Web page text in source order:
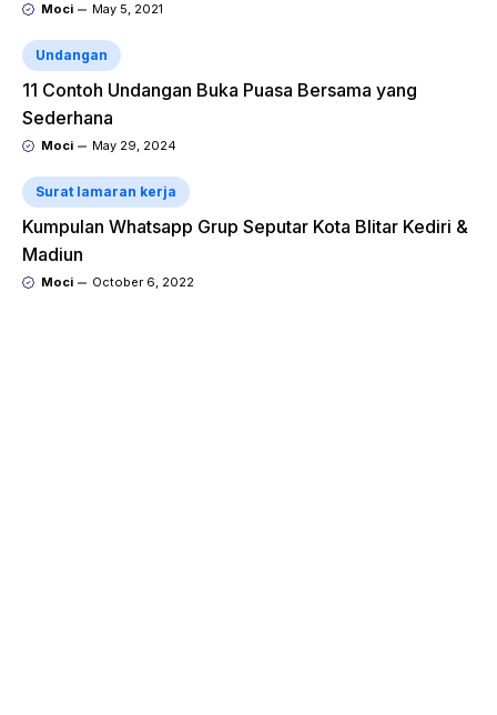
Moci May 5, 2021
Undangan
11 Contoh Undangan Buka Puasa Bersama yang
Sederhana
Moci May 29, 2024
Surat lamaran kerja
Kumpulan Whatsapp Grup Seputar Kota Blitar Kediri &
Madiun
Moci October 6, 2022